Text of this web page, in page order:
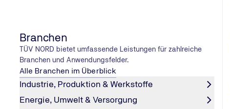
Branchen
TÜV NORD bietet umfassende Leistungen für zahlreiche
Branchen und Anwendungsfelder.
Alle Branchen im Überblick
Industrie, Produktion & Werkstoffe
Energie, Umwelt & Versorgung